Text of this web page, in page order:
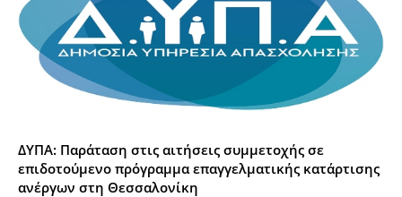
ΔΥΠΑ: Παράταση στις αιτήσεις συμμετοχής σε
επιδοτούμενο πρόγραμμα επαγγελματικής κατάρτισης
ανέργων στη Θεσσαλονίκη